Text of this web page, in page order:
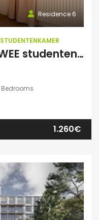
Residence 6
STUDENTENKAMER
Residence 6 – voor TWEE studenten: Exclusieve studentenduplex
Bedrooms
1.260€